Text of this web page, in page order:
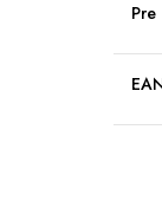
Pre